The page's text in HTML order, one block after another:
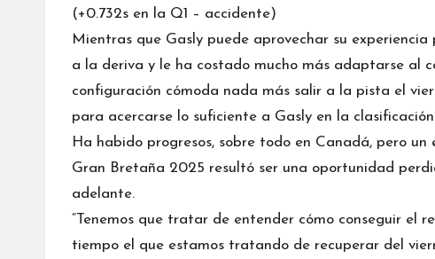
(+0.732s en la Q1 – accidente)
Mientras que Gasly puede aprovechar su
a la deriva y le ha costado mucho más adaptarse al
configuración cómoda nada más salir a la pista el
para acercarse lo suficiente a Gasly en la
Ha habido progresos, sobre todo en Canadá, pero
Gran Bretaña 2025 resultó ser una oportunidad
adelante.
“Tenemos que tratar de entender cómo conseguir el
tiempo el que estamos tratando de recuperar del